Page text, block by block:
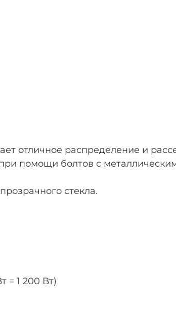
отличное распределение и
помощи болтов с
стекла.
= 1 200 Вт)